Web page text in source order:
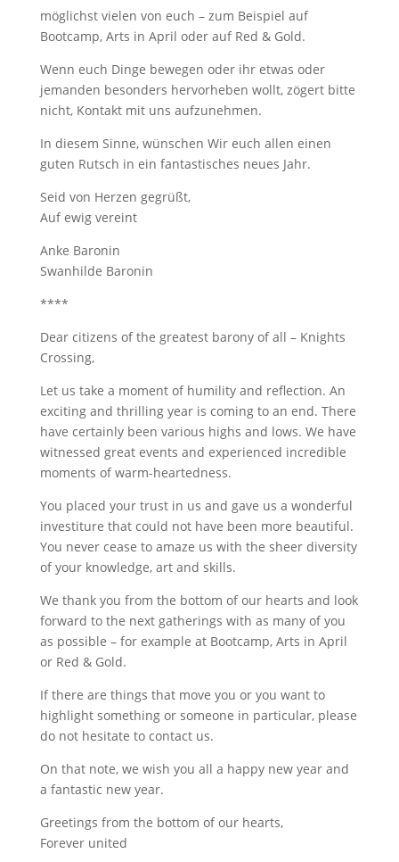
möglichst vielen von euch – zum Beispiel auf
Bootcamp, Arts in April oder auf Red & Gold.
Wenn euch Dinge bewegen oder ihr etwas oder
jemanden besonders hervorheben wollt, zögert bitte
nicht, Kontakt mit uns aufzunehmen.
In diesem Sinne, wünschen Wir euch allen einen
guten Rutsch in ein fantastisches neues Jahr.
Seid von Herzen gegrüßt,
Auf ewig vereint
Anke Baronin
Swanhilde Baronin
****
Dear citizens of the greatest barony of all – Knights
Crossing,
Let us take a moment of humility and reflection. An
exciting and thrilling year is coming to an end. There
have certainly been various highs and lows. We have
witnessed great events and experienced incredible
moments of warm-heartedness.
You placed your trust in us and gave us a wonderful
investiture that could not have been more beautiful.
You never cease to amaze us with the sheer diversity
of your knowledge, art and skills.
We thank you from the bottom of our hearts and look
forward to the next gatherings with as many of you
as possible – for example at Bootcamp, Arts in April
or Red & Gold.
If there are things that move you or you want to
highlight something or someone in particular, please
do not hesitate to contact us.
On that note, we wish you all a happy new year and
a fantastic new year.
Greetings from the bottom of our hearts,
Forever united